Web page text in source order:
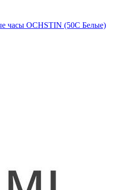
часы OCHSTIN (50C Белые)